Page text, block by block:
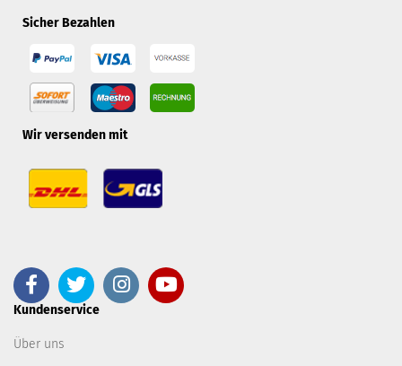
Sicher Bezahlen
Wir versenden mit
Kundenservice
Über uns